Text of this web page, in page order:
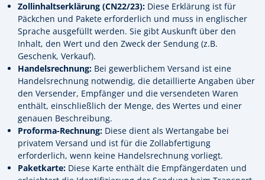
Zollinhaltserklärung (CN22/23): Diese Erklärung ist für
Päckchen und Pakete erforderlich und muss in englischer
Sprache ausgefüllt werden. Sie gibt Auskunft über den
Inhalt, den Wert und den Zweck der Sendung (z.B.
Geschenk, Verkauf).
Handelsrechnung: Bei gewerblichem Versand ist eine
Handelsrechnung notwendig, die detaillierte Angaben über
den Versender, Empfänger und die versendeten Waren
enthält, einschließlich der Menge, des Wertes und einer
genauen Beschreibung.
Proforma-Rechnung: Diese dient als Wertangabe bei
privatem Versand und ist für die Zollabfertigung
erforderlich, wenn keine Handelsrechnung vorliegt.
Paketkarte: Diese Karte enthält die Empfängerdaten und